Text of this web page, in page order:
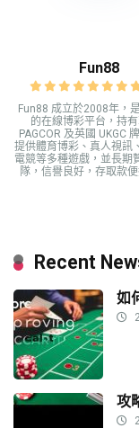
Fun88
Fun88 成立於2008年，
的在線博彩平台，持
PAGCOR 及英國 UKGC
提供體育博彩、真人視訊
電競等多種遊戲，並長期
隊，信譽良好，存取款便
Recent
如
攻